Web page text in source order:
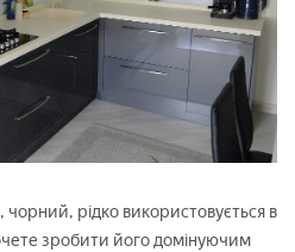
чорний, рідко використовується в
зробити його домінуючим